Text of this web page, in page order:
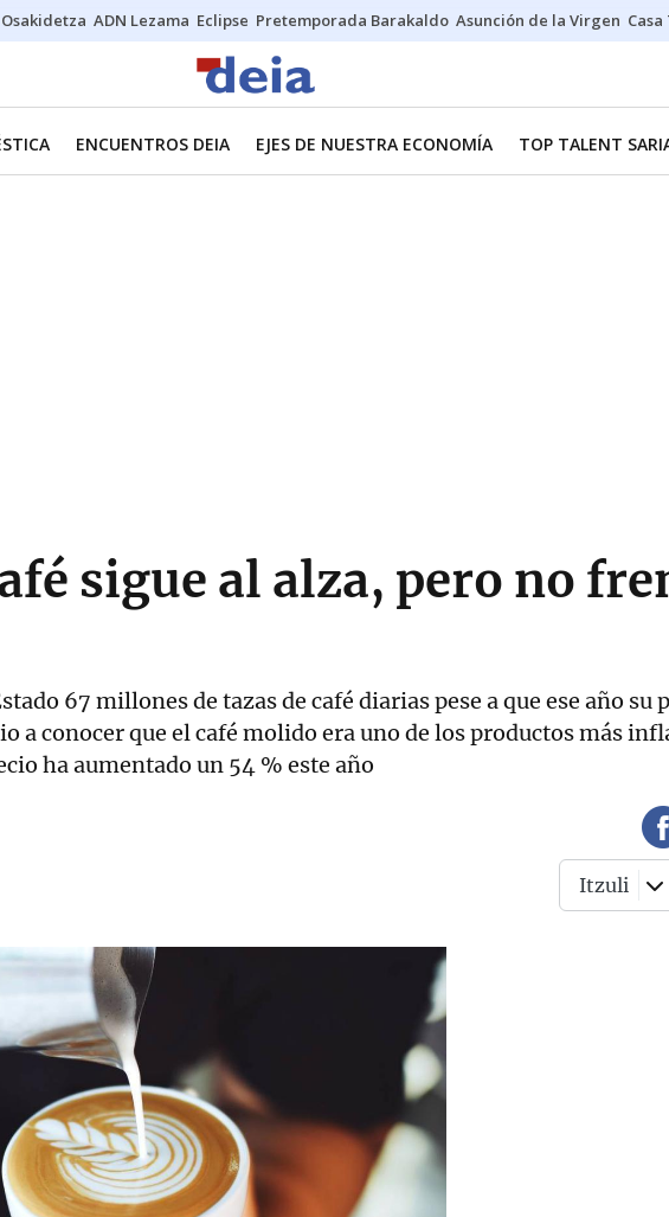
ADN Lezama Eclipse Pretemporada Barakaldo Asunción de la Virgen
ENCUENTROS DEIA EJES DE NUESTRA ECONOMÍA TOP TALENT
sigue al alza, pero no
67 millones de tazas de café diarias pese a que ese año su
a conocer que el café molido era uno de los productos más
ha aumentado un 54 % este año
Itzuli